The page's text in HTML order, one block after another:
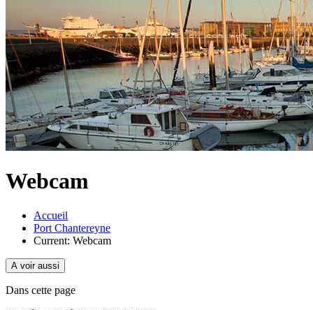
Webcam
Accueil
Port Chantereyne
Current: Webcam
A voir aussi
Dans cette page